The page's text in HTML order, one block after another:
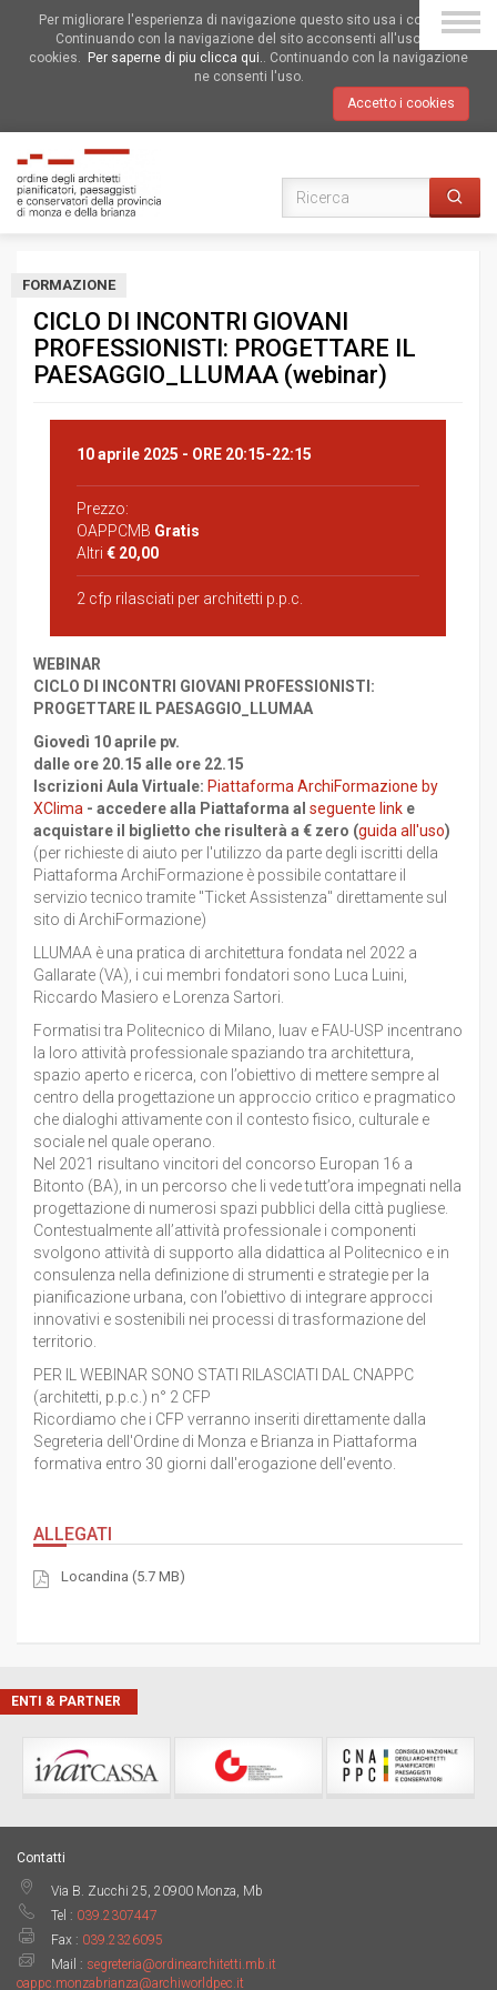
Per migliorare l'esperienza di navigazione questo sito usa i cookies.
Continuando con la navigazione del sito acconsenti all'uso dei
cookies.
Per saperne di piu clicca qui.. Continuando con la navigazione
ne consenti l'uso.
Accetto i cookies
FORMAZIONE
CICLO DI INCONTRI GIOVANI
PROFESSIONISTI: PROGETTARE IL
PAESAGGIO_LLUMAA (webinar)
10 aprile 2025 - ORE 20:15-22:15
Prezzo:
OAPPCMB Gratis
Altri € 20,00
2 cfp rilasciati per architetti p.p.c.
WEBINAR
CICLO DI INCONTRI GIOVANI PROFESSIONISTI:
PROGETTARE IL PAESAGGIO_LLUMAA
Giovedì 10 aprile pv.
dalle ore 20.15 alle ore 22.15
Iscrizioni Aula Virtuale: Piattaforma ArchiFormazione by
XClima - accedere alla Piattaforma al seguente link e
acquistare il biglietto che risulterà a € zero (guida all'uso)
(per richieste di aiuto per l'utilizzo da parte degli iscritti della
Piattaforma ArchiFormazione è possibile contattare il
servizio tecnico tramite "Ticket Assistenza" direttamente sul
sito di ArchiFormazione)
LLUMAA è una pratica di architettura fondata nel 2022 a
Gallarate (VA), i cui membri fondatori sono Luca Luini,
Riccardo Masiero e Lorenza Sartori.
Formatisi tra Politecnico di Milano, Iuav e FAU-USP incentrano
la loro attività professionale spaziando tra architettura,
spazio aperto e ricerca, con l’obiettivo di mettere sempre al
centro della progettazione un approccio critico e pragmatico
che dialoghi attivamente con il contesto fisico, culturale e
sociale nel quale operano.
Nel 2021 risultano vincitori del concorso Europan 16 a
Bitonto (BA), in un percorso che li vede tutt’ora impegnati nella
progettazione di numerosi spazi pubblici della città pugliese.
Contestualmente all’attività professionale i componenti
svolgono attività di supporto alla didattica al Politecnico e in
consulenza nella definizione di strumenti e strategie per la
pianificazione urbana, con l’obiettivo di integrare approcci
innovativi e sostenibili nei processi di trasformazione del
territorio.
PER IL WEBINAR SONO STATI RILASCIATI DAL CNAPPC
(architetti, p.p.c.) n° 2 CFP
Ricordiamo che i CFP verranno inseriti direttamente dalla
Segreteria dell'Ordine di Monza e Brianza in Piattaforma
formativa entro 30 giorni dall'erogazione dell'evento.
ALLEGATI
Locandina (5.7 MB)
ENTI & PARTNER
Contatti
Via B. Zucchi 25, 20900 Monza, Mb
Tel : 039.2307447
Fax : 039.2326095
Mail : segreteria@ordinearchitetti.mb.it
oappc.monzabrianza@archiworldpec.it